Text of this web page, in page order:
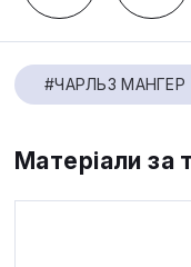
#ЧАРЛЬЗ МАНГЕР
Матеріали за